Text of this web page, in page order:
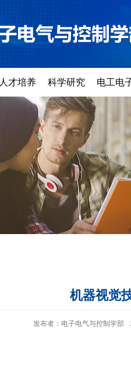
人才培养 科学研究 电工电
机器视觉
发布者：电子电气与控制学部